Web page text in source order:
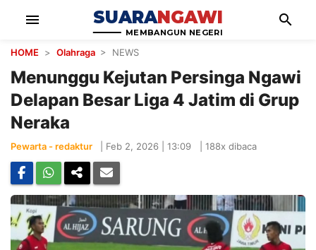
menu SUARANGAWI
MEMBANGUN NEGERI
search
HOME > Olahraga > NEWS
Menunggu Kejutan Persinga Ngawi
Delapan Besar Liga 4 Jatim di Grup
Neraka
Pewarta - redaktur Feb 2, 2026 | 13:09 188x dibaca